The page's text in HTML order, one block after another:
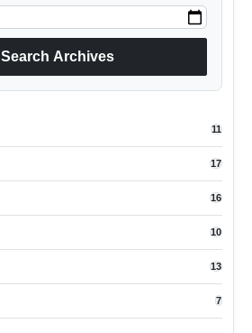
Search Archives
11
17
16
10
13
7